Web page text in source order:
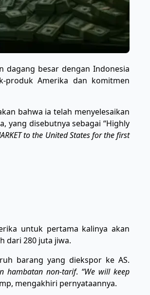
dagang besar dengan Indonesia
produk Amerika dan komitmen
bahwa ia telah menyelesaikan
yang disebutnya sebagai “Highly
to the United States for the first
untuk pertama kalinya akan
dari 280 juta jiwa.
barang yang diekspor ke AS.
hambatan non-tarif. “We will keep
mengakhiri pernyataannya.